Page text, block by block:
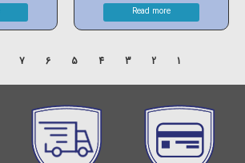
Read more
1
2
3
4
5
6
7